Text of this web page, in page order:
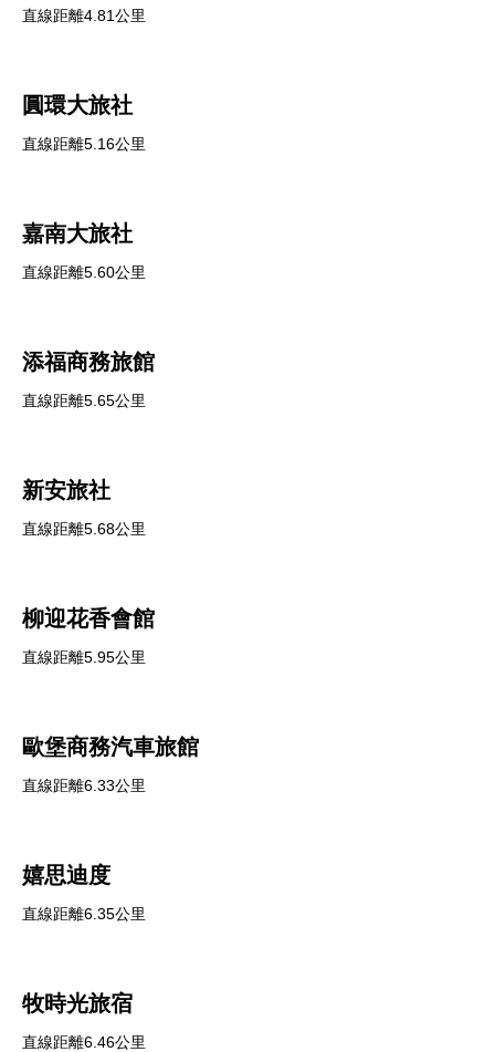
直線距離4.81公里
圓環大旅社
直線距離5.16公里
嘉南大旅社
直線距離5.60公里
添福商務旅館
直線距離5.65公里
新安旅社
直線距離5.68公里
柳迎花香會館
直線距離5.95公里
歐堡商務汽車旅館
直線距離6.33公里
嬉思迪度
直線距離6.35公里
牧時光旅宿
直線距離6.46公里